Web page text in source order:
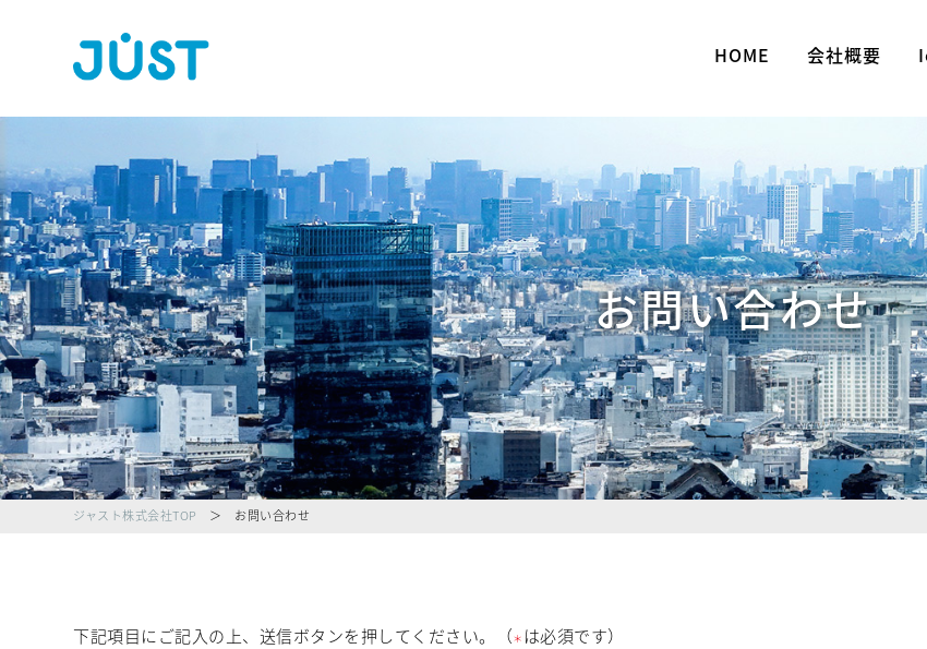
HOME 会社概要
お問い合わせ
ジャスト株式会社TOP ＞ お問い合わせ
下記項目にご記入の上、送信ボタンを押してください。（＊ は必須です）